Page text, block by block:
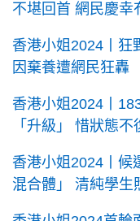
不堪回首 網民慶幸
香港小姐2024丨狂
因棄養遭網民狂轟
香港小姐2024丨
「升級」 惜狀態不
香港小姐2024丨候
混合體」 清純學生